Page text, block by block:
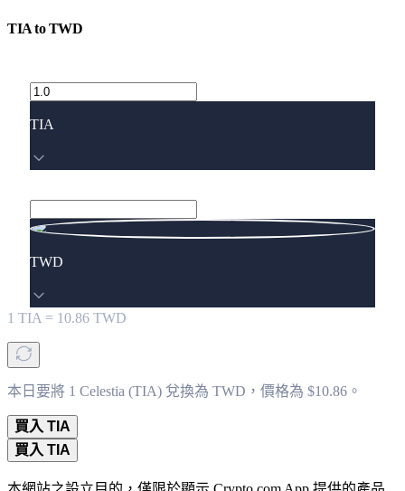
TIAtoTWD
TIA
TWD
1 TIA = 10.86 TWD
本日要將 1 Celestia (TIA) 兌換為 TWD，價格為 $10.86。
買入 TIA
買入 TIA